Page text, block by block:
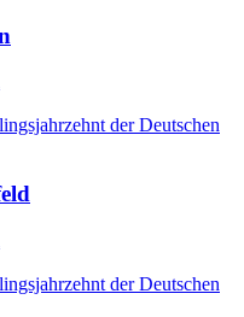
der Deutschen
der Deutschen